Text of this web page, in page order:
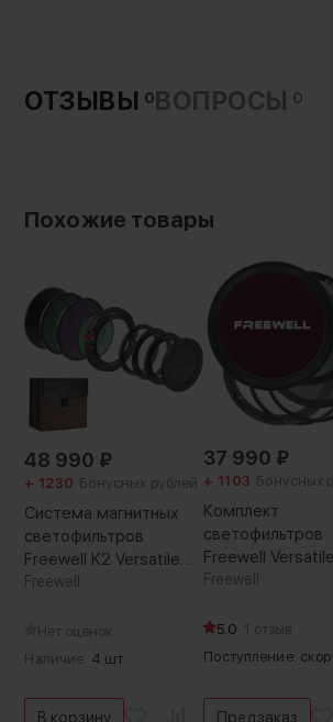
CPL
Классический поляризационный
устранения бликов и отражений
сделать картинку более
ОТЗЫВЫ 0ВОПРОСЫ 0
Похожие товары
48 990 ₽
+ 1230 Бонусных рублей
Система магнитных
светофильтров
Freewell K2 Versatile
Magnetic
Freewell
Нет оценок
Наличие: 4 шт.
В корзину
37 990 ₽
+ 1103 Бонусных
Комплект
светофильтров
Freewell Versatile
Magnetic VND
Freewell
5.0
1 отзыв
Поступление:
Предзаказ